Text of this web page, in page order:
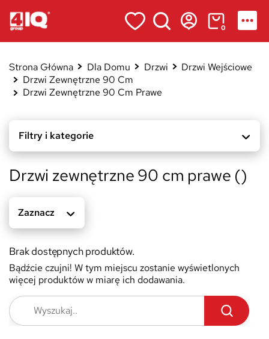
0
Strona Główna Dla Domu Drzwi
Drzwi Wejściowe
Drzwi Zewnętrzne 90 Cm
Drzwi Zewnętrzne 90 Cm Prawe
Filtry i kategorie
Drzwi zewnętrzne 90 cm prawe ()
Zaznacz
Brak dostępnych produktów.
Bądźcie czujni! W tym miejscu zostanie wyświetlonych
więcej produktów w miarę ich dodawania.